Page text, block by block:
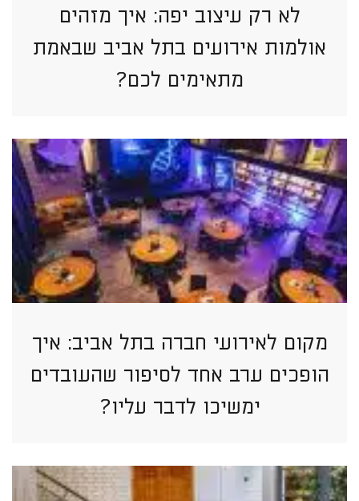
לא רק עיצוב יפה: איך מזהים
אולמות אירועים בתל אביב שבאמת
מתאימים לכם?
מקום לאירועי חברה בתל אביב: איך
הופכים ערב אחד לסיפור שהעובדים
ימשיכו לדבר עליו?